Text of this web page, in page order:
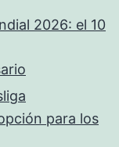
2026: el 10
para los